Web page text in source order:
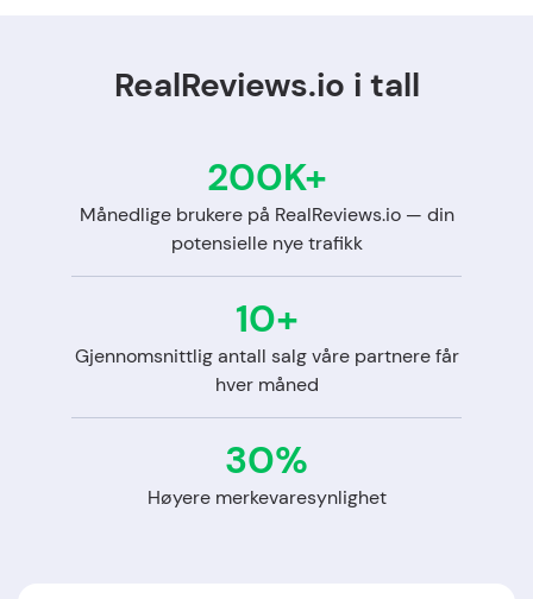
RealReviews.io i tall
200K+
Månedlige brukere på RealReviews.io — din
potensielle nye trafikk
10+
Gjennomsnittlig antall salg våre partnere får
hver måned
30%
Høyere merkevaresynlighet